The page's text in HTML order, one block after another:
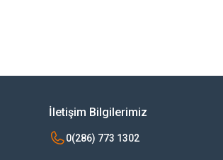
İletişim Bilgilerimiz
0(286) 773 1302